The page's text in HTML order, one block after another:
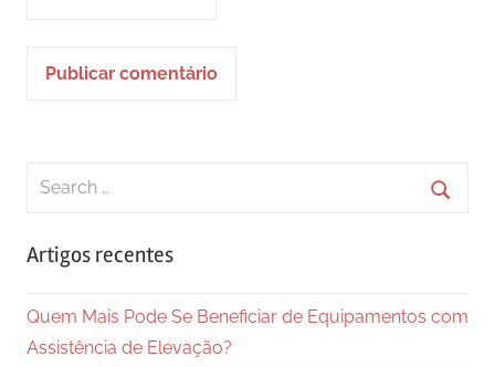
Search
Artigos recentes
Quem Mais Pode Se Beneficiar de Equipamentos com
Assistência de Elevação?